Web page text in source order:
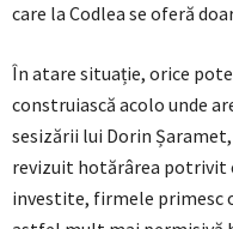
care la Codlea se oferă
În atare situație, orice
construiască acolo unde
sesizării lui Dorin
revizuit hotărârea potrivit
investite, firmele primesc